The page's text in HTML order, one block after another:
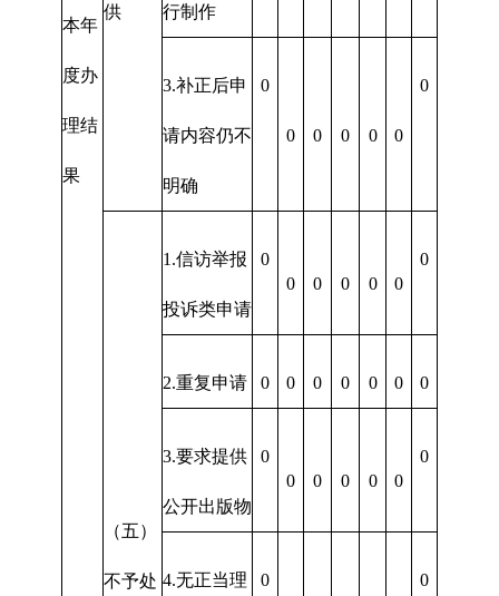
本年
度办
理结
果
供 行制作
3.补正后申
请内容仍不
明确
0
0 0 0 0 0
0
（五）
不予处
1.信访举报
投诉类申请
0
0
0 0 0 0
0
2.重复申请 0 0 0 0 0 0 0
3.要求提供
公开出版物
0
0
0 0 0 0
0
4.无正当理 0 0